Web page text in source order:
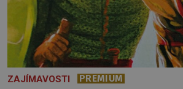
ZAJÍMAVOSTI PREMIUM